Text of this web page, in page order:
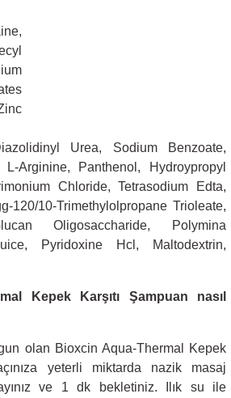
Urea, Sodium Benzoate,
Arginine, Panthenol, Hydroypropyl
Chloride, Tetrasodium Edta,
120/10-Trimethylolpropane Trioleate,
Oligosaccharide, Polymina
Pyridoxine Hcl, Maltodextrin,
Kepek Karşıtı Şampuan nasıl
olan Bioxcin Aqua-Thermal Kepek
yeterli miktarda nazik masaj
ve 1 dk bekletiniz. Ilık su ile